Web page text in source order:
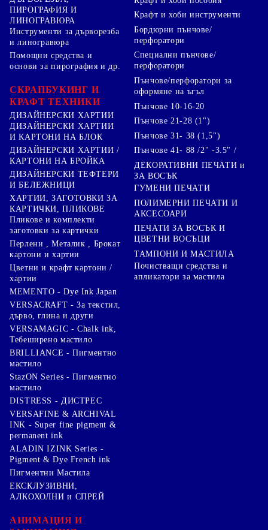
ПИРОГРАФИЯ И
ЛИНОГРАВЮРА
Инструменти за дърворезба
и линогравюра
Помощни средства и
основи за пирография и др.
СКРАПБУКИНГ И
КРАФТ ТЕХНИКИ
ДИЗАЙНЕРСКИ ХАРТИИ
ДИЗАЙНЕРСКИ ХАРТИИ
И КАРТОНИ НА БЛОК
ДИЗАЙНЕРСКИ ХАРТИИ /
КАРТОНИ НА БРОЙКА
ДИЗАЙНЕРСКИ ТЕФТЕРИ
И БЕЛЕЖНИЦИ
ХАРТИИ, ЗАГОТОВКИ ЗА
КАРТИЧКИ, ПЛИКОВЕ
Пликове и комплекти
заготовки за картички
Перлени , Металик , Брокат
картони и хартии
Цветни и крафт картони /
хартии
Крафт и хоби инструменти
Бордюрни пънчове/
перфоратори
Специални пънчове/
перфоратори
Пънчове/перфоратори за
оформяне на ъгъл
Пънчове 10-16-20
Пънчове 21-28 (1")
Пънчове 31- 38 (1,5")
Пънчове 41- 88 /2" -3.5" /
ДЕКОРАТИВНИ ПЕЧАТИ и
ЗА ВОСЪК
ГУМЕНИ ПЕЧАТИ
ПОЛИМЕРНИ ПЕЧАТИ И
АКСЕСОАРИ
ПЕЧАТИ ЗА ВОСЪК И
ЦВЕТНИ ВОСЪЦИ
ТАМПОНИ И МАСТИЛА
Почистващи средства и
апликатори за мастила
MEMENTO - Dye Ink Japan
VERSACRAFT - За текстил,
дърво, глина и други
VERSAMAGIC - Chalk ink,
Тебеширено мастило
BRILLIANCE - Пигментно
мастило
StazON Series - Пигментно
мастило
DISTRESS - ДИСТРЕС
VERSAFINE & ARCHIVAL
INK - Super fine pigment &
permanent ink
ALADIN IZINK Series -
Pigment & Dye French ink
Пигментни Мастила
ЕКСКЛУЗИВНИ,
АЛКОХОЛНИ и СПРЕЙ
АНИМАЦИЯ И